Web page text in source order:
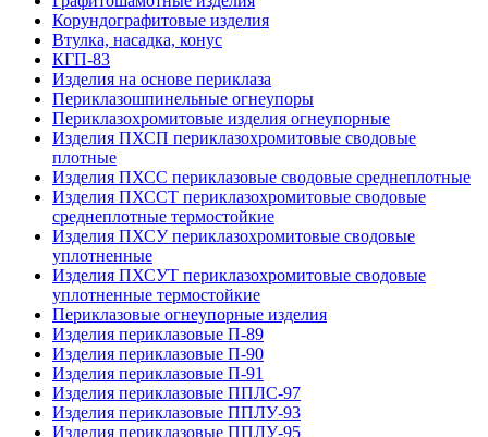
Корундографитовые изделия
Втулка, насадка, конус
КГП-83
Изделия на основе периклаза
Периклазошпинельные огнеупоры
Периклазохромитовые изделия огнеупорные
Изделия ПХСП периклазохромитовые сводовые
плотные
Изделия ПХСС периклазовые сводовые среднеплотные
Изделия ПХССТ периклазохромитовые сводовые
среднеплотные термостойкие
Изделия ПХСУ периклазохромитовые сводовые
уплотненные
Изделия ПХСУТ периклазохромитовые сводовые
уплотненные термостойкие
Периклазовые огнеупорные изделия
Изделия периклазовые П-89
Изделия периклазовые П-90
Изделия периклазовые П-91
Изделия периклазовые ППЛС-97
Изделия периклазовые ППЛУ-93
Изделия периклазовые ППЛУ-95